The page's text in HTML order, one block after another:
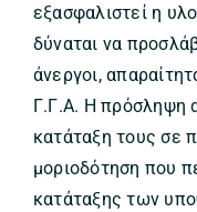
εξασφαλιστεί η
δύναται να
άνεργοι,
Γ.Γ.Α. Η πρόσληψη
κατάταξη τους σε
μοριοδότηση που
κατάταξης των